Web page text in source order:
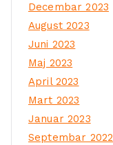
Decembar 2023
August 2023
Juni 2023
Maj 2023
April 2023
Mart 2023
Januar 2023
Septembar 2022